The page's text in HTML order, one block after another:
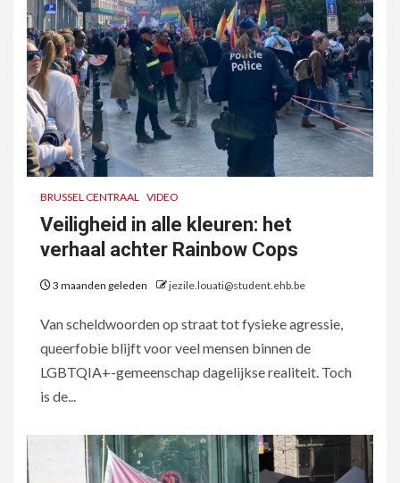
BRUSSEL CENTRAAL VIDEO
Veiligheid in alle kleuren: het
verhaal achter Rainbow Cops
3 maanden geleden jezile.louati@student.ehb.be
Van scheldwoorden op straat tot fysieke agressie,
queerfobie blijft voor veel mensen binnen de
LGBTQIA+-gemeenschap dagelijkse realiteit. Toch
is de...